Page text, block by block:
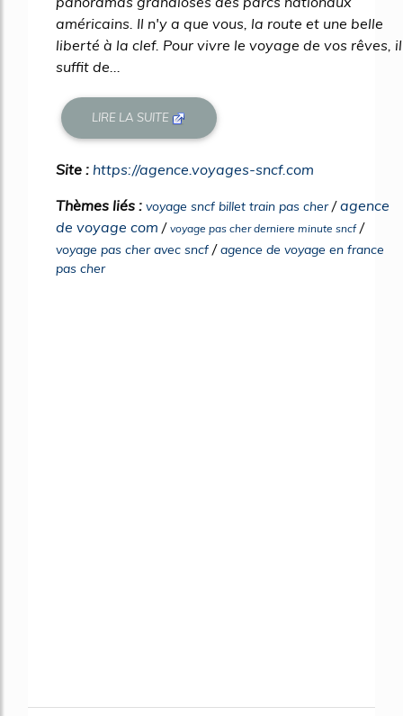
américains. Il n'y a que vous, la route et une belle
liberté à la clef. Pour vivre le voyage de vos rêves, il
suffit de...
LIRE LA SUITE
Site : https://agence.voyages-sncf.com
Thèmes liés : voyage sncf billet train pas cher/agence
de voyage com / voyage pas cher derniere minute sncf/
voyage pas cher avec sncf /agence de voyage en france
pas cher